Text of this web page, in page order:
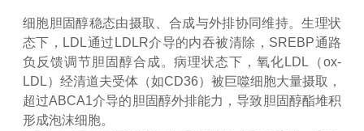
细胞胆固醇稳态由摄取、合成与外排协同维持。生理状
态下，LDL通过LDLR介导的内吞被清除，SREBP通路
负反馈调节胆固醇合成。病理状态下，氧化LDL（ox-
LDL）经清道夫受体（如CD36）被巨噬细胞大量摄取，
超过ABCA1介导的胆固醇外排能力，导致胆固醇酯堆积
形成泡沫细胞。